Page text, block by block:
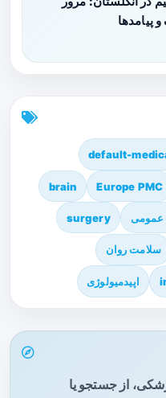
پیامدها
default-
Europe PMC
brain
عمومی surgery
سلامت روان
اپیدمیولوژی
از جستجو یا